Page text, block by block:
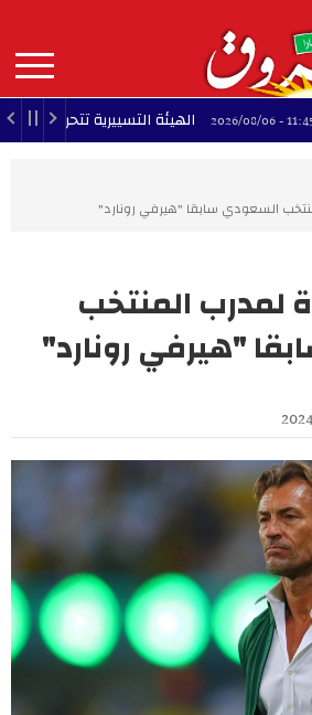
contenu
principal
MAIN
NAVIGATION
الهيئة التسييرية تتحرك.. الإتحاد
السعودي سابقا "هيرفي رونارد"
لمدرب المنتخب
"هيرفي رونارد"